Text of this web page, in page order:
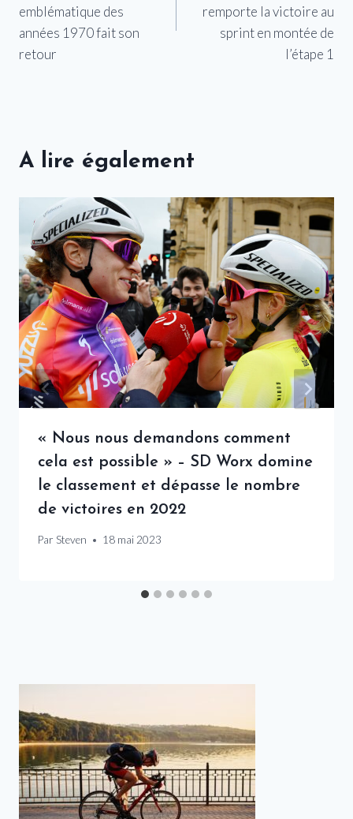
l’article
emblématique des
années 1970 fait son
retour
remporte la victoire au
sprint en montée de
l’étape 1
A lire également
« Nous nous demandons comment
cela est possible » – SD Worx domine
le classement et dépasse le nombre
de victoires en 2022
Par Steven 18 mai 2023